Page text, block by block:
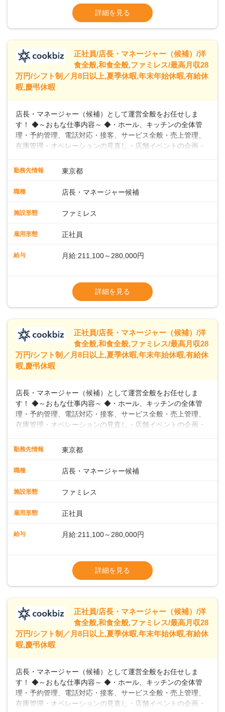
あり、お客様との距離が近い臨場感あふれる環境で、調理だ
けでなく演出スキルも身につけられます。さらに、将来的に
ァンを一緒に増やしていきましょう！
※試用期間 3ヶ月間あり（待遇変動なし）
※固定残業代15時間25,000円～を含む、超
詳細を見る
正社員/店長・マネージャー（候補）/洋
食全般,和食全般,ファミレス/最高月収28
万円/シフト制／月8日以上,夏季休暇,年末年始休暇,有給休
暇,慶弔休暇
店長・マネージャー（候補）として運営全般をお任せしま
す！ ◆～おもな仕事内容～ ◆・ホール、キッチンの全体管
理・予約管理、電話対応・接客、サービス全般・売上管理、
在庫管理・オペレーションの見直し・店舗イベントの企画・
入社後はスキルに合わせた業務からお任せしますので、徐々
向上を目指すDX推進～ ◆すかいらーくのレストランでは、
スタッフの働きやすさをサポートしています。配膳ロボット
や歩行数が約40%も削減されました！また、配膳ロボットに
なDX（デジタルトランスフォーメーション）の取り組みを進
います。私たちは、多様な働き方を提供し、ライフステージ
に合わせた柔軟な勤務時間や働きやすい環境を整えていま
います。
勤務先情報 東京都
職種 店長・マネージャー候補
施設形態 ファミレス
雇用形態 正社員
給与 月給:211,100～280,000円
※残業代全額支給
※経験に応じて応相談①ナショナル社員：月
給245,800円～②エリア社員 ：月給
詳細を見る
正社員/店長・マネージャー（候補）/洋
食全般,和食全般,ファミレス/最高月収28
万円/シフト制／月8日以上,夏季休暇,年末年始休暇,有給休
暇,慶弔休暇
店長・マネージャー（候補）として運営全般をお任せしま
す！ ◆～おもな仕事内容～ ◆・ホール、キッチンの全体管
理・予約管理、電話対応・接客、サービス全般・売上管理、
在庫管理・オペレーションの見直し・店舗イベントの企画・
入社後はスキルに合わせた業務からお任せしますので、徐々
向上を目指すDX推進～ ◆すかいらーくのレストランでは、
スタッフの働きやすさをサポートしています。配膳ロボット
や歩行数が約40%も削減されました！また、配膳ロボットに
なDX（デジタルトランスフォーメーション）の取り組みを進
います。私たちは、多様な働き方を提供し、ライフステージ
に合わせた柔軟な勤務時間や働きやすい環境を整えていま
います。
勤務先情報 東京都
職種 店長・マネージャー候補
施設形態 ファミレス
雇用形態 正社員
給与 月給:211,100～280,000円
※残業代全額支給
※経験に応じて応相談①ナショナル社員：月
給245,800円～②エリア社員 ：月給
詳細を見る
正社員/店長・マネージャー（候補）/洋
食全般,和食全般,ファミレス/最高月収28
万円/シフト制／月8日以上,夏季休暇,年末年始休暇,有給休
暇,慶弔休暇
店長・マネージャー（候補）として運営全般をお任せしま
す！ ◆～おもな仕事内容～ ◆・ホール、キッチンの全体管
理・予約管理、電話対応・接客、サービス全般・売上管理、
在庫管理・オペレーションの見直し・店舗イベントの企画・